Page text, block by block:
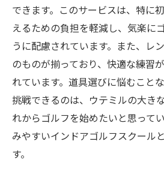
できます。このサービスは、特に
えるための負担を軽減し、気楽に
うに配慮されています。また、レ
のものが揃っており、快適な練習
れています。道具選びに悩むこと
挑戦できるのは、ウテミルの大き
れからゴルフを始めたいと思って
みやすいインドアゴルフスクール
す。